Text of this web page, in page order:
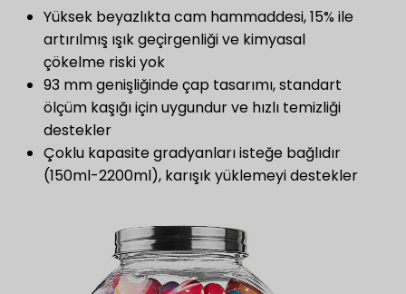
Yüksek beyazlıkta cam hammaddesi, 15% ile
artırılmış ışık geçirgenliği ve kimyasal
çökelme riski yok
93 mm genişliğinde çap tasarımı, standart
ölçüm kaşığı için uygundur ve hızlı temizliği
destekler
Çoklu kapasite gradyanları isteğe bağlıdır
(150ml-2200ml), karışık yüklemeyi destekler